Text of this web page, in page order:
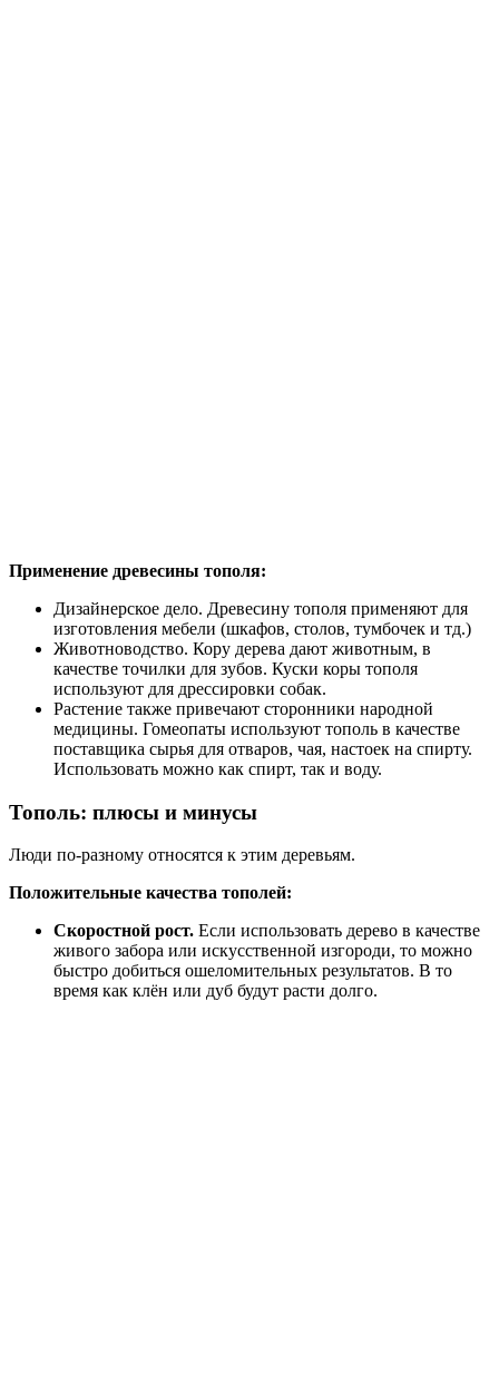
Применение древесины тополя:
Дизайнерское дело. Древесину тополя применяют для
изготовления мебели (шкафов, столов, тумбочек и тд.)
Животноводство. Кору дерева дают животным, в
качестве точилки для зубов. Куски коры тополя
используют для дрессировки собак.
Растение также привечают сторонники народной
медицины. Гомеопаты используют тополь в качестве
поставщика сырья для отваров, чая, настоек на спирту.
Использовать можно как спирт, так и воду.
Тополь: плюсы и минусы
Люди по-разному относятся к этим деревьям.
Положительные качества тополей:
Скоростной рост. Если использовать дерево в качестве
живого забора или искусственной изгороди, то можно
быстро добиться ошеломительных результатов. В то
время как клён или дуб будут расти долго.